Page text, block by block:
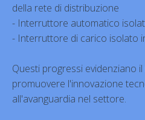
della rete di distribuzione
- Interruttore automatico
- Interruttore di carico isolato
Questi progressi evidenziano
promuovere l'innovazione
all'avanguardia nel settore.